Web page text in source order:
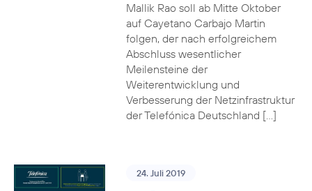
Mallik Rao soll ab Mitte Oktober
auf Cayetano Carbajo Martin
folgen, der nach erfolgreichem
Abschluss wesentlicher
Meilensteine der
Weiterentwicklung und
Verbesserung der Netzinfrastruktur
der Telefónica Deutschland […]
24. Juli 2019